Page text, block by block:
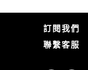
訂閱我們
聯繫客服